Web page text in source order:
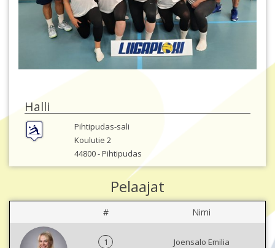
Halli
Pihtipudas-sali
Koulutie 2
44800 -Pihtipudas
Pelaajat
# Nimi
1
Joensalo Emilia